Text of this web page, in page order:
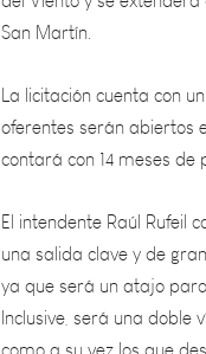
La licitación cuenta con
oferentes serán
contará con 14 meses
El intendente Raúl Rufeil
una salida clave y de
ya que será un atajo
Inclusive, será una
como a su vez los que